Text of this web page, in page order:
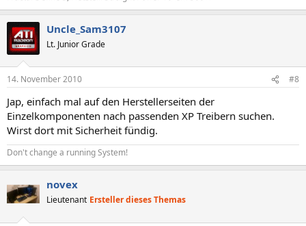
Uncle_Sam3107
Lt. Junior Grade
14. November 2010 #8
Jap, einfach mal auf den Herstellerseiten der
Einzelkomponenten nach passenden XP Treibern suchen.
Wirst dort mit Sicherheit fündig.
Don't change a running System!
novex
Lieutenant Ersteller dieses Themas